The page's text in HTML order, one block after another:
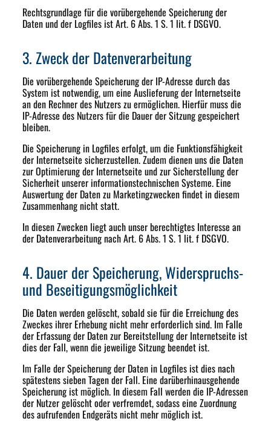
Rechtsgrundlage für die vorübergehende Speicherung der
Daten und der Logfiles ist Art. 6 Abs. 1 S. 1 lit. f DSGVO.
3. Zweck der Datenverarbeitung
Die vorübergehende Speicherung der IP-Adresse durch das
System ist notwendig, um eine Auslieferung der Internetseite
an den Rechner des Nutzers zu ermöglichen. Hierfür muss die
IP-Adresse des Nutzers für die Dauer der Sitzung gespeichert
bleiben.
Die Speicherung in Logfiles erfolgt, um die Funktionsfähigkeit
der Internetseite sicherzustellen. Zudem dienen uns die Daten
zur Optimierung der Internetseite und zur Sicherstellung der
Sicherheit unserer informationstechnischen Systeme. Eine
Auswertung der Daten zu Marketingzwecken findet in diesem
Zusammenhang nicht statt.
In diesen Zwecken liegt auch unser berechtigtes Interesse an
der Datenverarbeitung nach Art. 6 Abs. 1 S. 1 lit. f DSGVO.
4. Dauer der Speicherung, Widerspruchs-
und Beseitigungsmöglichkeit
Die Daten werden gelöscht, sobald sie für die Erreichung des
Zweckes ihrer Erhebung nicht mehr erforderlich sind. Im Falle
der Erfassung der Daten zur Bereitstellung der Internetseite ist
dies der Fall, wenn die jeweilige Sitzung beendet ist.
Im Falle der Speicherung der Daten in Logfiles ist dies nach
spätestens sieben Tagen der Fall. Eine darüberhinausgehende
Speicherung ist möglich. In diesem Fall werden die IP-Adressen
der Nutzer gelöscht oder verfremdet, sodass eine Zuordnung
des aufrufenden Endgeräts nicht mehr möglich ist.